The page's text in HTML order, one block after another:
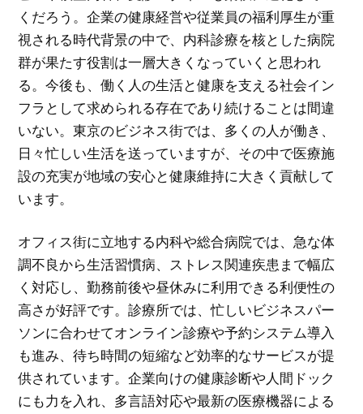
くだろう。企業の健康経営や従業員の福利厚生が重
視される時代背景の中で、内科診療を核とした病院
群が果たす役割は一層大きくなっていくと思われ
る。今後も、働く人の生活と健康を支える社会イン
フラとして求められる存在であり続けることは間違
いない。東京のビジネス街では、多くの人が働き、
日々忙しい生活を送っていますが、その中で医療施
設の充実が地域の安心と健康維持に大きく貢献して
います。
オフィス街に立地する内科や総合病院では、急な体
調不良から生活習慣病、ストレス関連疾患まで幅広
く対応し、勤務前後や昼休みに利用できる利便性の
高さが好評です。診療所では、忙しいビジネスパー
ソンに合わせてオンライン診療や予約システム導入
も進み、待ち時間の短縮など効率的なサービスが提
供されています。企業向けの健康診断や人間ドック
にも力を入れ、多言語対応や最新の医療機器による